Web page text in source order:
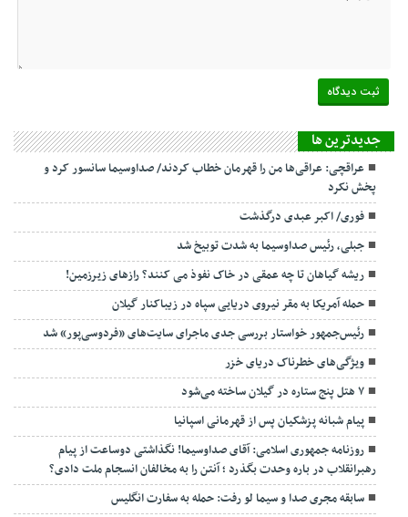
جديدترين ها
عراقچی: عراقی‌ها من را قهرمان خطاب کردند/ صداوسیما سانسور کرد و
پخش نکرد
فوری/ اکبر عبدی درگذشت
جبلی، رئیس صداوسیما به شدت توبیخ شد
ریشه گیاهان تا چه عمقی در خاک نفوذ می کنند؟ رازهای زیرزمین!
حمله آمریکا به مقر نیروی دریایی سپاه در زیباکنار گیلان
رئیس‌جمهور خواستار بررسی جدی ماجرای سایت‌های «فردوسی‌پور» شد
ویژگی‌های خطرناک دریای خزر
۷ هتل پنج ستاره در گیلان ساخته می‌شود
پیام شبانه پزشکیان پس از قهرمانی اسپانیا
روزنامه جمهوری اسلامی: آقای صداوسیما! نگذاشتی دوساعت از پیام
رهبرانقلاب در باره وحدت بگذرد ؛ آنتن را به مخالفان انسجام ملت دادی؟
سابقه مجری صدا و سیما لو رفت: حمله به سفارت انگلیس